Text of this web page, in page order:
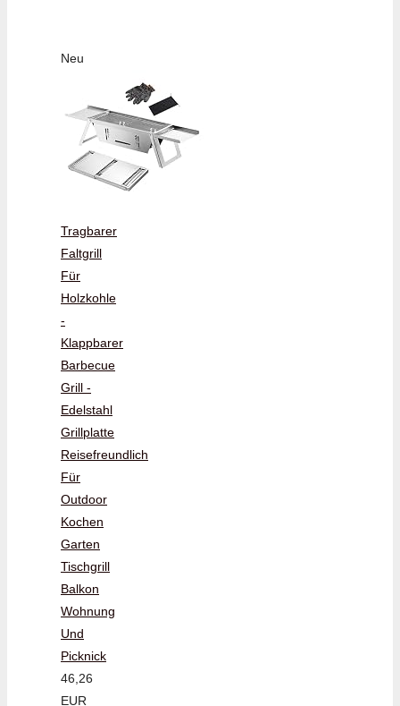
Neu
Tragbarer
Faltgrill
Für
Holzkohle
-
Klappbarer
Barbecue
Grill -
Edelstahl
Grillplatte
Reisefreundlich
Für
Outdoor
Kochen
Garten
Tischgrill
Balkon
Wohnung
Und
Picknick
46,26
EUR